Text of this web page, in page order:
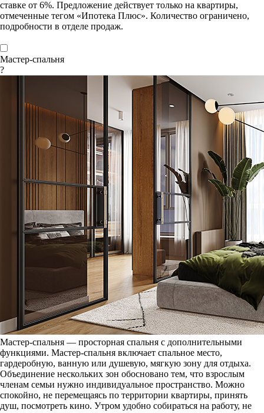
ставке от 6%. Предложение действует только на квартиры,
отмеченные тегом «Ипотека Плюс». Количество ограничено,
подробности в отделе продаж.
Мастер-спальня
?
Мастер-спальня — просторная спальня с дополнительными
функциями. Мастер-спальня включает спальное место,
гардеробную, ванную или душевую, мягкую зону для отдыха.
Объединение нескольких зон обосновано тем, что взрослым
членам семьи нужно индивидуальное пространство. Можно
спокойно, не перемещаясь по территории квартиры, принять
душ, посмотреть кино. Утром удобно собираться на работу, не